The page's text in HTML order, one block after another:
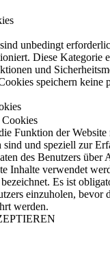
unbedingt
Diese Kategorie
und
speichern keine
Funktion der
sind und speziell zur
des Benutzers über
Inhalte verwendet
Es ist
einzuholen, bevor
werden.